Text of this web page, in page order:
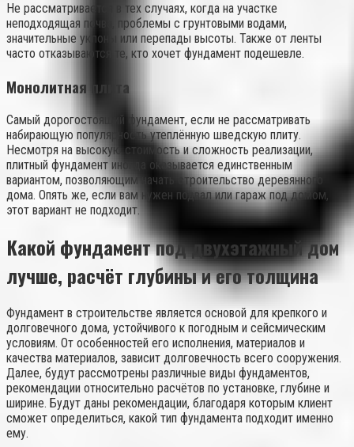
Не рассматривается в тех случаях, когда на участке
неподходящая почва, проблемы с грунтовыми водами,
значительные уклоны или перепады высоты. Также от ленты
часто отказываются те, кто хочет фундамент подешевле.
Монолитная плита
Самый дорогостоящий фундамент, если не рассматривать
набирающую популярность утеплённую шведскую плиту.
Несмотря на высокую стоимость и сложность реализации,
плитный фундамент иногда оказывается единственным
вариантом, позволяющим начать строительство деревянного
дома. Опять же, если вам нужен подвал или гараж под домом,
этот вариант не подходит.
Какой фундамент под двухэтажный дом
лучше, расчёт глубины и его толщина
Фундамент в строительстве является основой для крепкого и
долговечного дома, устойчивого к погодным и сейсмическим
условиям. От особенностей его исполнения, материалов и
качества материалов, зависит долговечность всего сооружения.
Далее, будут рассмотрены различные виды фундаментов,
рекомендации относительно расчётов по установке, глубине и
ширине. Будут даны рекомендации, благодаря которым клиент
сможет определиться, какой тип фундамента подходит именно
ему.